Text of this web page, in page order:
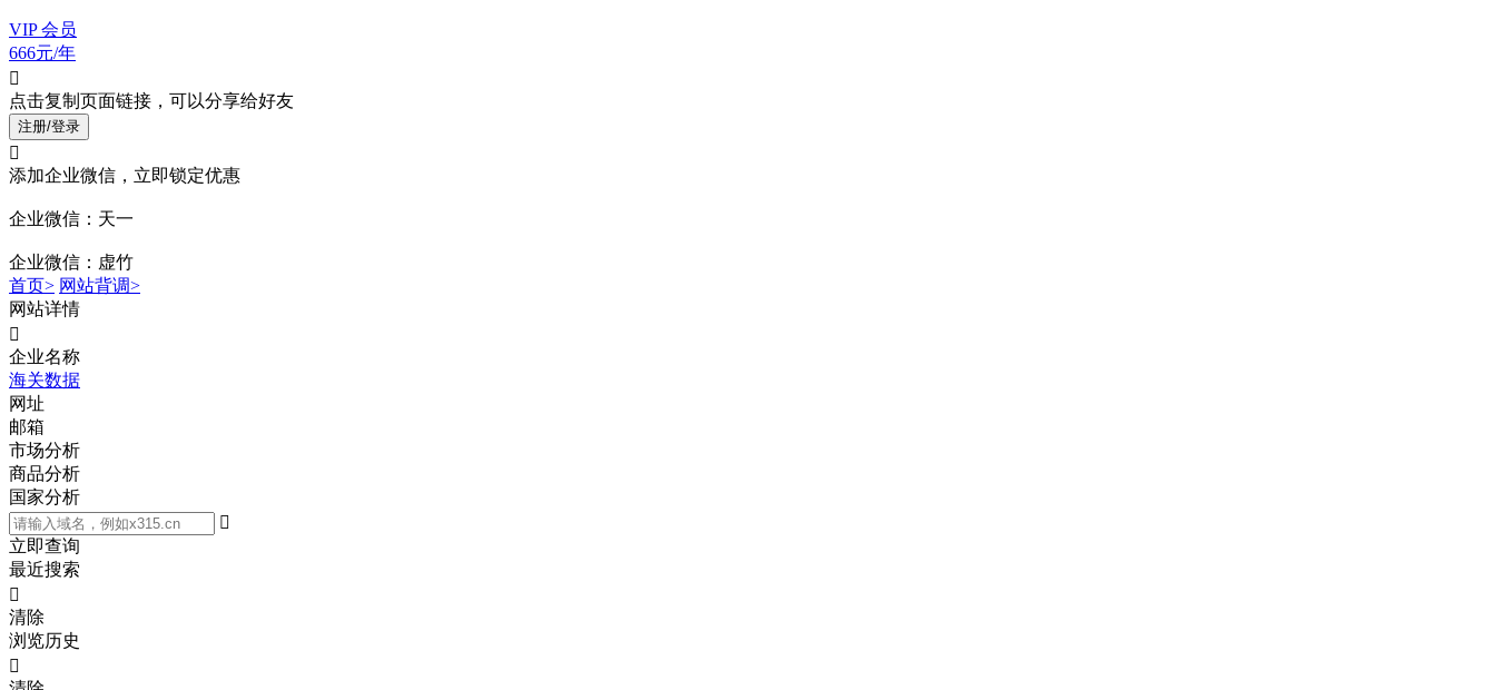
VIP 会员
666元/年

点击复制页面链接，可以分享给好友
注册/登录

添加企业微信，立即锁定优惠
企业微信：天一
企业微信：虚竹
首页> 网站背调>
网站详情

企业名称
海关数据
网址
邮箱
市场分析
商品分析
国家分析

立即查询
最近搜索

清除
浏览历史
